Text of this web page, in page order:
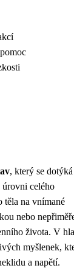
, který se dotýká
úrovni celého
těla na vnímané
nebo
života. V
myšlenek,
a napětí.